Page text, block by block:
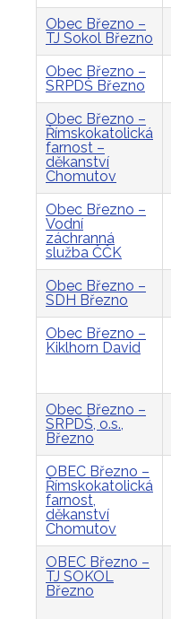
Obec Březno –
TJ Sokol Březno
Obec Březno –
SRPDŠ Březno
Obec Březno –
Římskokatolická
farnost –
děkanství
Chomutov
Obec Březno –
Vodní
záchranná
služba ČČK
Obec Březno –
SDH Březno
Obec Březno –
Kiklhorn David
Obec Březno –
SRPDŠ, o.s.,
Březno
OBEC Březno –
Římskokatolická
farnost,
děkanství
Chomutov
OBEC Březno –
TJ SOKOL
Březno